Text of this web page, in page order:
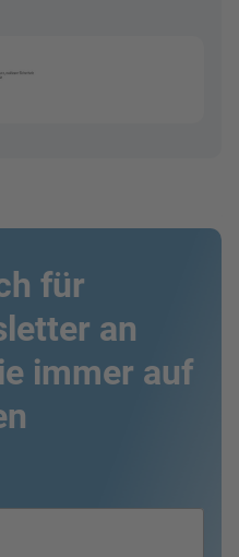
für
an
immer auf